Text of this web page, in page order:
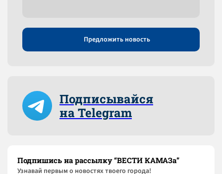
Предложить новость
Подписывайся
на Telegram
Подпишись на рассылку “ВЕСТИ КАМАЗа”
Узнaвай первым о новостях твоего города!